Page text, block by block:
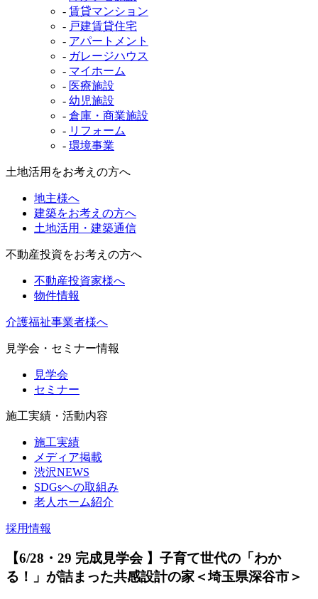
- 賃貸マンション
- 戸建賃貸住宅
- アパートメント
- ガレージハウス
- マイホーム
- 医療施設
- 幼児施設
- 倉庫・商業施設
- リフォーム
- 環境事業
土地活用をお考えの方へ
地主様へ
建築をお考えの方へ
土地活用・建築通信
不動産投資をお考えの方へ
不動産投資家様へ
物件情報
介護福祉事業者様へ
見学会・セミナー情報
見学会
セミナー
施工実績・活動内容
施工実績
メディア掲載
渋沢NEWS
SDGsへの取組み
老人ホーム紹介
採用情報
【6/28・29 完成見学会 】子育て世代の「わか
る！」が詰まった共感設計の家＜埼玉県深谷市＞